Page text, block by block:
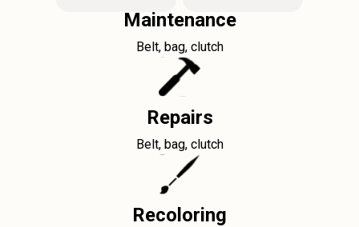
Maintenance
Belt, bag, clutch
Repairs
Belt, bag, clutch
Recoloring